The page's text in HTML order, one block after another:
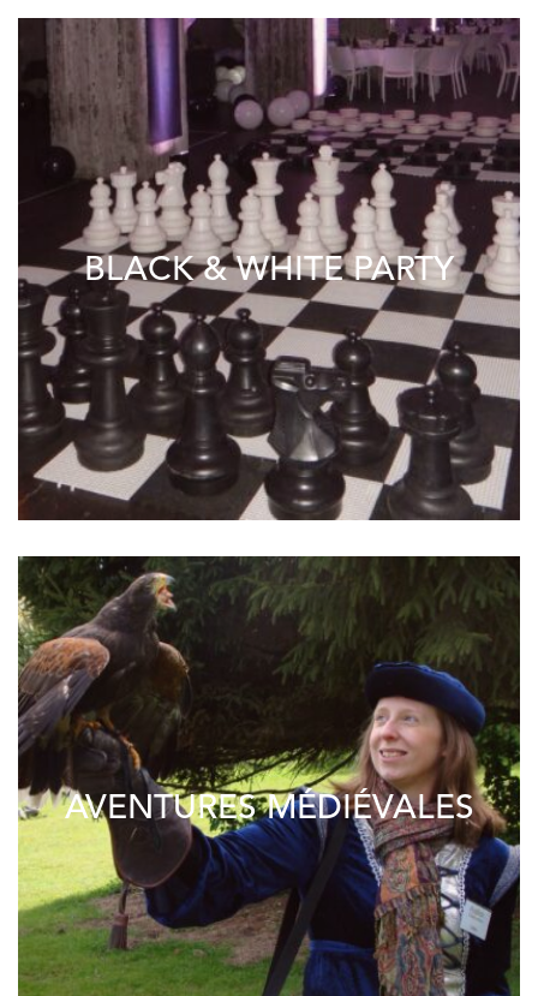
BLACK & WHITE PARTY
AVENTURES MÉDIÉVALES